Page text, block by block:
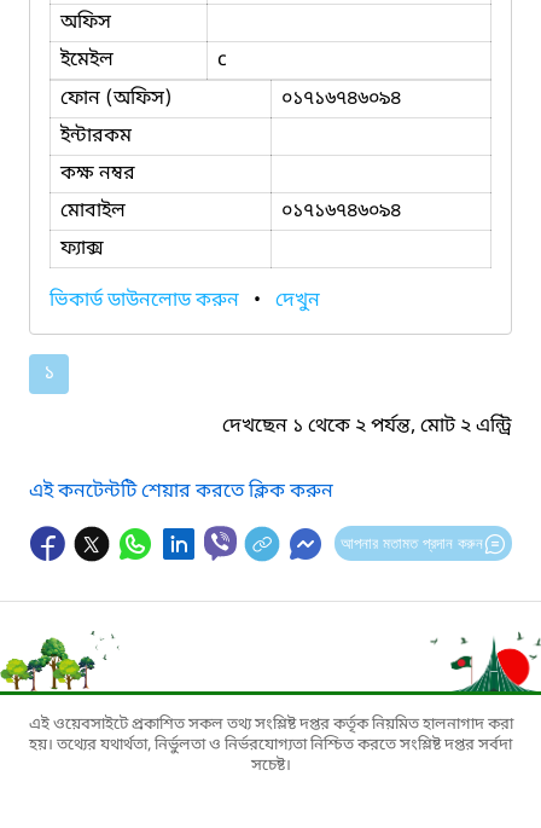
অফিস
ইমেইল
c
ফোন (অফিস)
০১৭১৬৭৪৬০৯৪
ইন্টারকম
কক্ষ নম্বর
মোবাইল
০১৭১৬৭৪৬০৯৪
ফ্যাক্স
ভিকার্ড ডাউনলোড করুন • দেখুন
১
দেখছেন ১ থেকে ২ পর্যন্ত, মোট ২ এন্ট্রি
এই কনটেন্টটি শেয়ার করতে ক্লিক করুন
আপনার মতামত প্রদান করুন
এই ওয়েবসাইটে প্রকাশিত সকল তথ্য সংশ্লিষ্ট দপ্তর কর্তৃক নিয়মিত হালনাগাদ করা
হয়। তথ্যের যথার্থতা, নির্ভুলতা ও নির্ভরযোগ্যতা নিশ্চিত করতে সংশ্লিষ্ট দপ্তর সর্বদা
সচেষ্ট।